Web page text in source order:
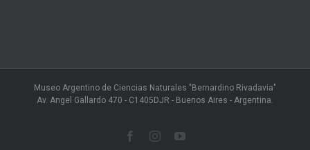
Museo Argentino de Ciencias Naturales "Bernardino Rivadavia"
Av. Angel Gallardo 470 - C1405DJR - Buenos Aires - Argentina.
FacebookInstagramYouTube